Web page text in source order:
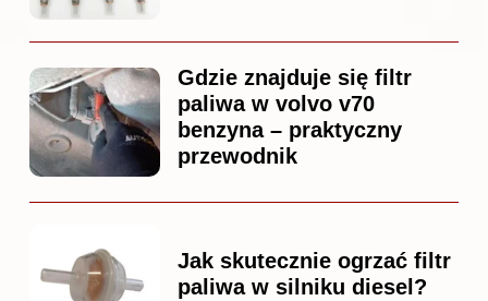
Gdzie znajduje się filtr
paliwa w volvo v70
benzyna – praktyczny
przewodnik
Jak skutecznie ogrzać filtr
paliwa w silniku diesel?